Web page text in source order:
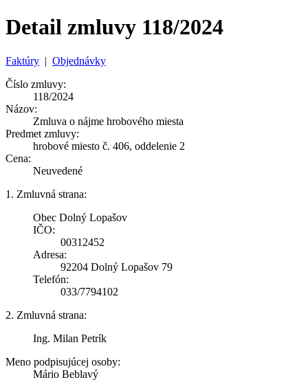
Detail zmluvy 118/2024
Faktúry | Objednávky
Číslo zmluvy:
118/2024
Názov:
Zmluva o nájme hrobového miesta
Predmet zmluvy:
hrobové miesto č. 406, oddelenie 2
Cena:
Neuvedené
1. Zmluvná strana:
Obec Dolný Lopašov
IČO:
00312452
Adresa:
92204 Dolný Lopašov 79
Telefón:
033/7794102
2. Zmluvná strana:
Ing. Milan Petrík
Meno podpisujúcej osoby:
Mário Beblavý